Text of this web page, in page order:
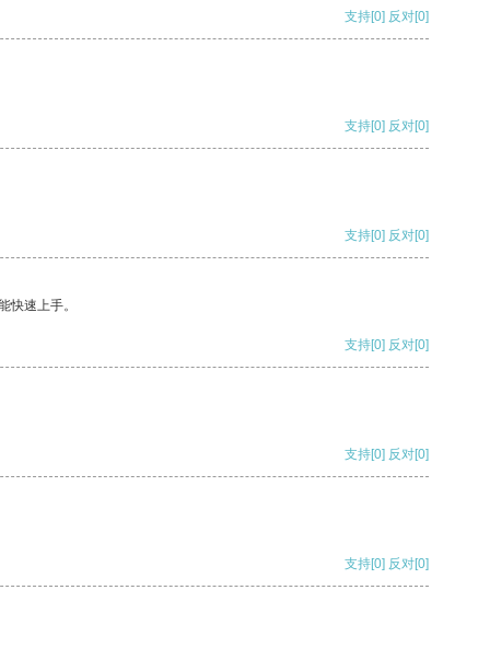
支持[0] 反对[0]
支持[0] 反对[0]
支持[0] 反对[0]
快速上手。
支持[0] 反对[0]
支持[0] 反对[0]
支持[0] 反对[0]